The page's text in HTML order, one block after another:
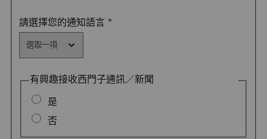
請選擇您的通知語言 *
有興趣接收西門子通訊／新聞
是
否